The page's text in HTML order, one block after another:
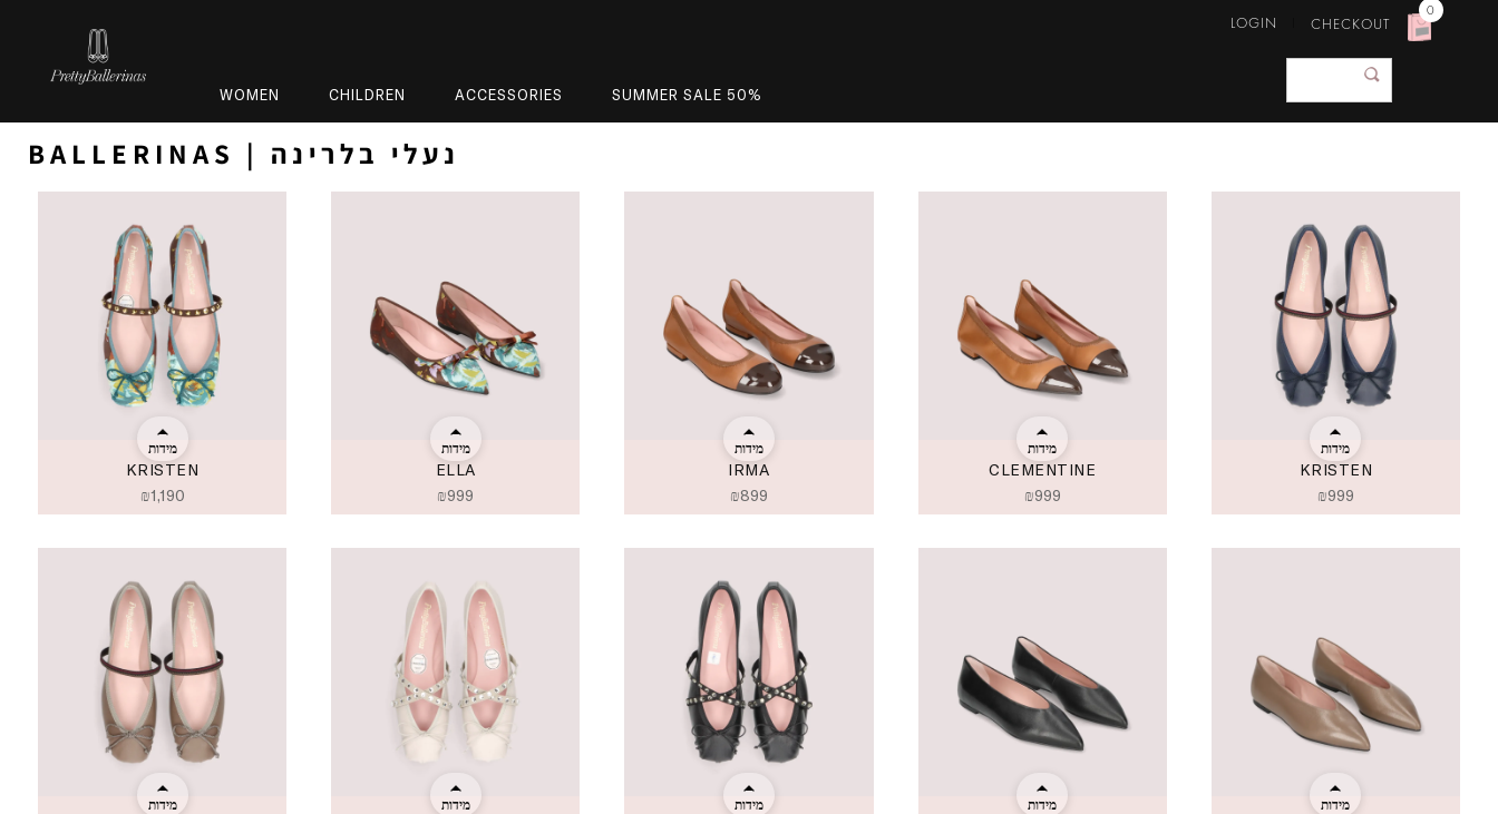
WOMEN CHILDREN ACCESSORIES SUMMER SALE 50%
LOGIN CHECKOUT
0
BALLERINAS | נעלי בלרינה
KRISTEN
₪1,190
מידות
ELLA
₪999
מידות
IRMA
₪899
מידות
CLEMENTINE
₪999
מידות
KRISTEN
₪999
מידות
מידות מידות מידות מידות מידות